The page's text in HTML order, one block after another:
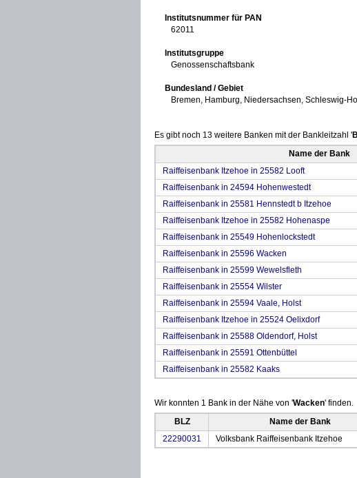
Institutsnummer für PAN
62011
Institutsgruppe
Genossenschaftsbank
Bundesland / Gebiet
Bremen, Hamburg, Niedersachsen, Schleswig-
Es gibt noch 13 weitere Banken mit der Bankleitzahl '
Name der Bank
Raiffeisenbank Itzehoe in 25582 Looft
Raiffeisenbank in 24594 Hohenwestedt
Raiffeisenbank in 25581 Hennstedt b Itzehoe
Raiffeisenbank Itzehoe in 25582 Hohenaspe
Raiffeisenbank in 25549 Hohenlockstedt
Raiffeisenbank in 25596 Wacken
Raiffeisenbank in 25599 Wewelsfleth
Raiffeisenbank in 25554 Wilster
Raiffeisenbank in 25594 Vaale, Holst
Raiffeisenbank Itzehoe in 25524 Oelixdorf
Raiffeisenbank in 25588 Oldendorf, Holst
Raiffeisenbank in 25591 Ottenbüttel
Raiffeisenbank in 25582 Kaaks
Wir konnten 1 Bank in der Nähe von 'Wacken' finden.
BLZ
Name der Bank
22290031
Volksbank Raiffeisenbank Itzehoe